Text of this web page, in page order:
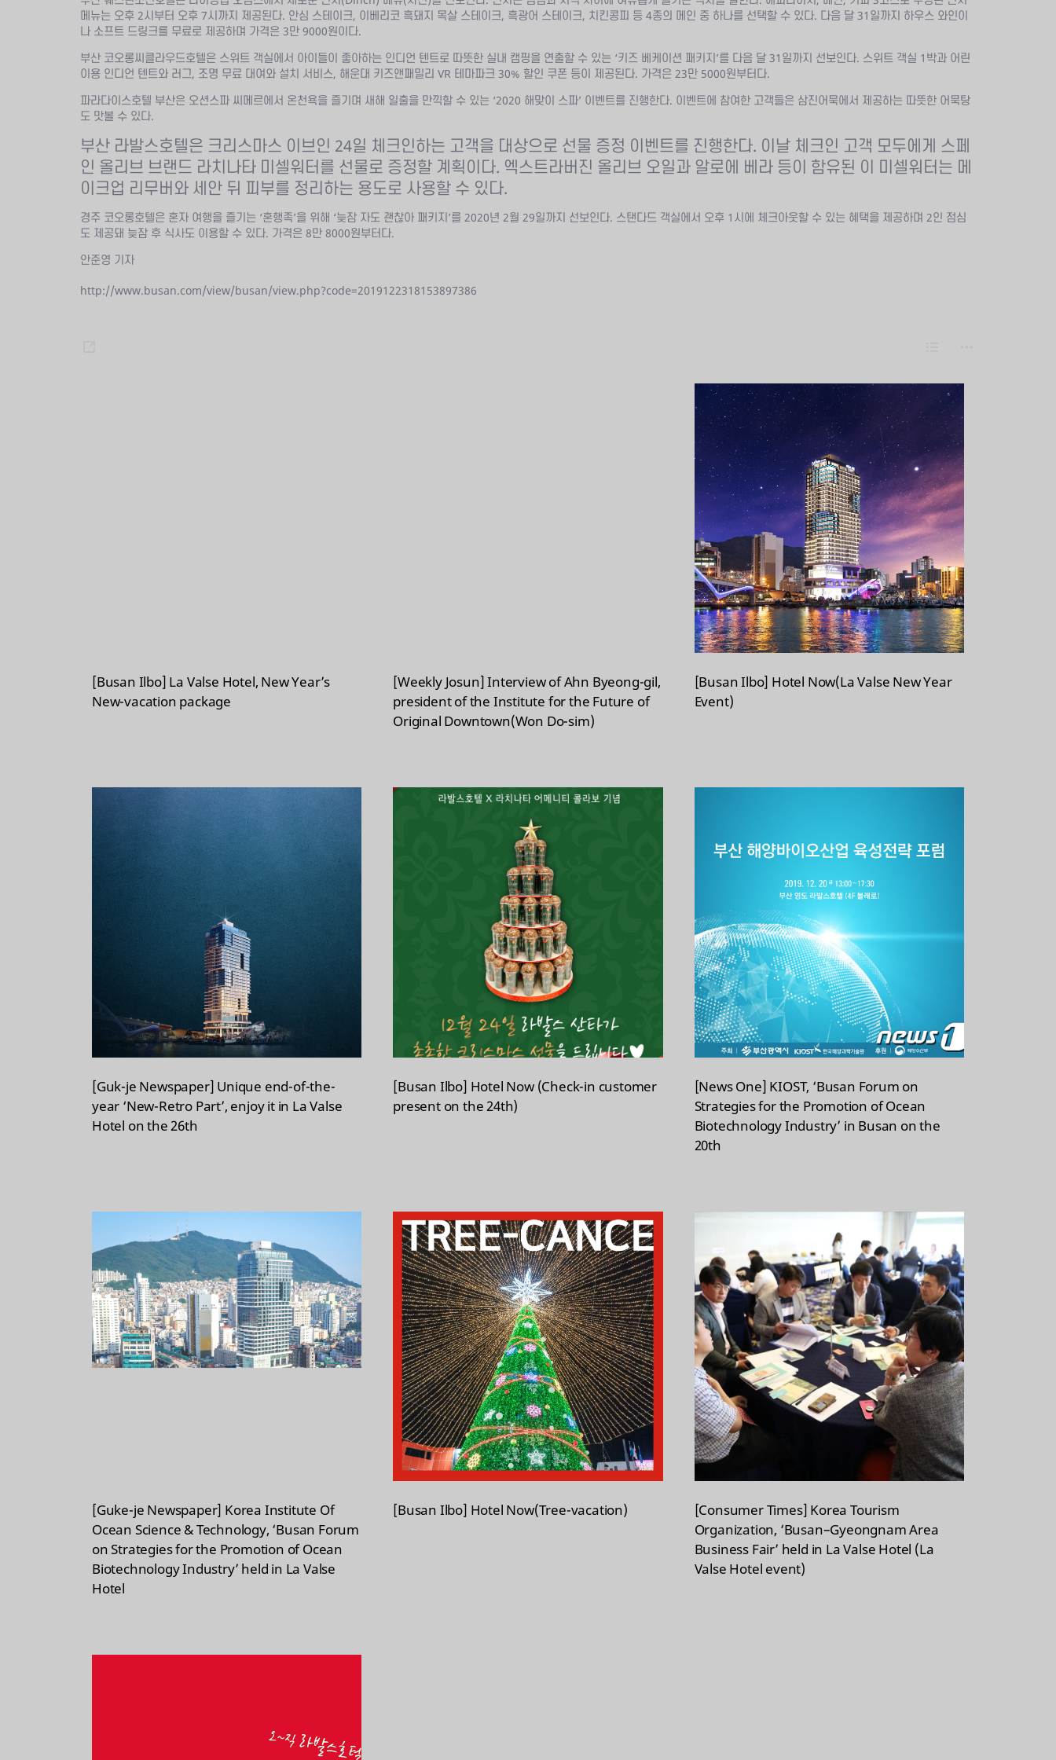
메뉴는 오후 2시부터 오후 7시까지 제공된다. 안심 스테이크, 이베리코 흑돼지 목살 스테이크, 흑광어 스테이크, 치킨콩피 등 4종의 메인 중 하나를 선택할 수 있다. 다음 달 31일까지 하우스 와인이
나 소프트 드링크를 무료로 제공하며 가격은 3만 9000원이다.
부산 코오롱씨클라우드호텔은 스위트 객실에서 아이들이 좋아하는 인디언 텐트로 따뜻한 실내 캠핑을 연출할 수 있는 ‘키즈 베케이션 패키지’를 다음 달 31일까지 선보인다. 스위트 객실 1박과 어린
이용 인디언 텐트와 러그, 조명 무료 대여와 설치 서비스, 해운대 키즈앤패밀리 VR 테마파크 30% 할인 쿠폰 등이 제공된다. 가격은 23만 5000원부터다.
파라다이스호텔 부산은 오션스파 씨메르에서 온천욕을 즐기며 새해 일출을 만끽할 수 있는 ‘2020 해맞이 스파’ 이벤트를 진행한다. 이벤트에 참여한 고객들은 삼진어묵에서 제공하는 따뜻한 어묵탕
도 맛볼 수 있다.
부산 라발스호텔은 크리스마스 이브인 24일 체크인하는 고객을 대상으로 선물 증정 이벤트를 진행한다. 이날 체크인 고객 모두에게 스페
인 올리브 브랜드 라치나타 미셀워터를 선물로 증정할 계획이다. 엑스트라버진 올리브 오일과 알로에 베라 등이 함유된 이 미셀워터는 메
이크업 리무버와 세안 뒤 피부를 정리하는 용도로 사용할 수 있다.
경주 코오롱호텔은 혼자 여행을 즐기는 ‘혼행족’을 위해 ‘늦잠 자도 괜찮아 패키지’를 2020년 2월 29일까지 선보인다. 스탠다드 객실에서 오후 1시에 체크아웃할 수 있는 혜택을 제공하며 2인 점심
도 제공돼 늦잠 후 식사도 이용할 수 있다. 가격은 8만 8000원부터다.
안준영 기자
http://www.busan.com/view/busan/view.php?code=2019122318153897386
s
t
[Busan Ilbo] La Valse Hotel, New Year’s
New-vacation package
[Weekly Josun] Interview of Ahn Byeong-gil,
president of the Institute for the Future of
Original Downtown(Won Do-sim)
[Busan Ilbo] Hotel Now(La Valse New Year
Event)
[Guk-je Newspaper] Unique end-of-the-
year ‘New-Retro Part’, enjoy it in La Valse
Hotel on the 26th
[Busan Ilbo] Hotel Now (Check-in customer
present on the 24th)
[News One] KIOST, ‘Busan Forum on
Strategies for the Promotion of Ocean
Biotechnology Industry’ in Busan on the
20th
[Guke-je Newspaper] Korea Institute Of
Ocean Science & Technology, ‘Busan Forum
on Strategies for the Promotion of Ocean
Biotechnology Industry’ held in La Valse
Hotel
[Busan Ilbo] Hotel Now(Tree-vacation)
[Consumer Times] Korea Tourism
Organization, ‘Busan–Gyeongnam Area
Business Fair’ held in La Valse Hotel (La
Valse Hotel event)